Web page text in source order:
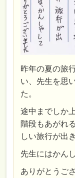
昨年の夏の旅
い、先生を思
た。
途中までしか
階段もあがれ
しい旅行が出
先生にはかん
ありがとうご